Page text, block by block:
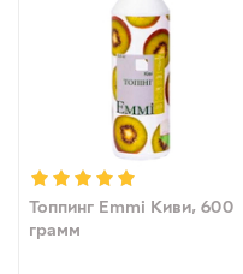
Топпинг Emmi Киви, 600
грамм